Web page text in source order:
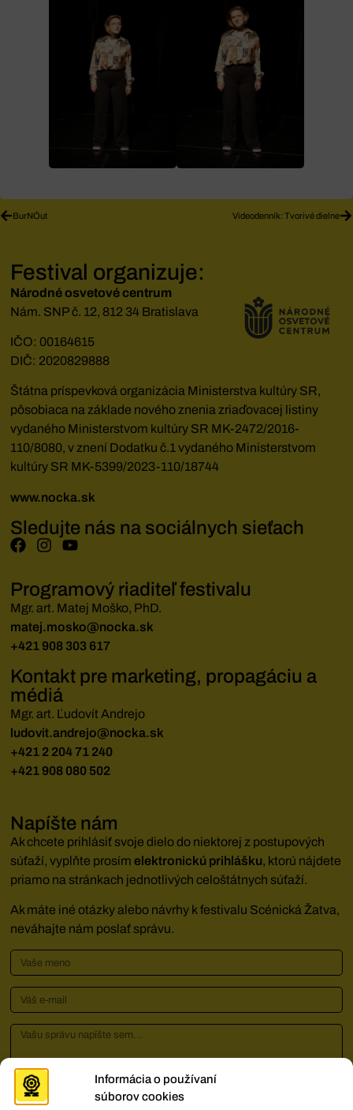
Informácia o používaní
súborov cookies
BurNÓut Videodenník: Tvorivé dielne
Festival organizuje:
Národné osvetové centrum
Nám. SNP č. 12, 812 34 Bratislava
IČO: 00164615
DIČ: 2020829888
Štátna príspevková organizácia Ministerstva kultúry SR,
pôsobiaca na základe nového znenia zriaďovacej listiny
vydaného Ministerstvom kultúry SR MK-2472/2016-
110/8080, v znení Dodatku č.1 vydaného Ministerstvom
kultúry SR MK-5399/2023-110/18744
www.nocka.sk
Sledujte nás na sociálnych sieťach
Programový riaditeľ festivalu
Mgr. art. Matej Moško, PhD.
matej.mosko@nocka.sk
+421 908 303 617
Kontakt pre marketing, propagáciu a
médiá
Mgr. art. Ľudovít Andrejo
ludovit.andrejo@nocka.sk
+421 2 204 71 240
+421 908 080 502
Napíšte nám
Ak chcete prihlásiť svoje dielo do niektorej z postupových
súťaží, vyplňte prosímelektronickú prihlášku, ktorú nájdete
priamo na stránkach jednotlivých celoštátnych súťaží.
Ak máte iné otázky alebo návrhy k festivalu Scénická Žatva,
neváhajte nám poslať správu.